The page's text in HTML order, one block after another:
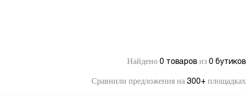
Найдено 0 товаров из 0 бутиков
Сравнили предложения на 300+ площадках